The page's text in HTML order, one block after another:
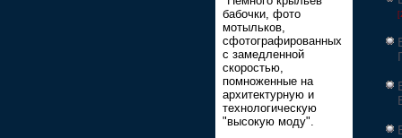
бабочки, фото
мотыльков,
сфотографированных
с замедленной
скоростью,
помноженные на
архитектурную и
технологическую
"высокую моду".